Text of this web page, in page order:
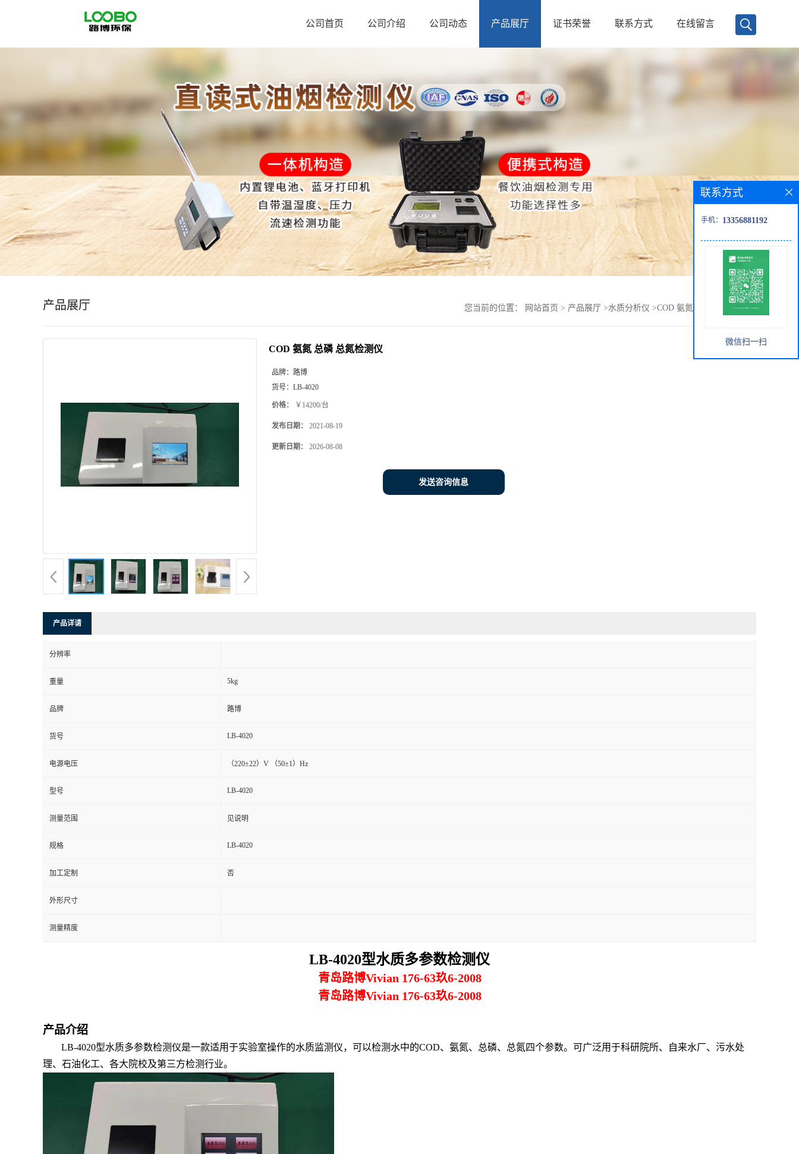
首
介
公司首页 公司介绍 公司动态 产品展厅 证书荣誉 联系方式 在线留言
产品展厅 您当前的位置： 网站首页 > 产品展厅 >水质分析仪 >COD 氨氮 总磷 总氮检测仪
COD 氨氮 总磷 总氮检测仪
品牌： 路博
货号： LB-4020
价格： ￥14200/台
发布日期： 2021-08-19
更新日期： 2026-08-08
发送咨询信息
产品详请
分辨率
重量 5kg
品牌 路博
货号 LB-4020
电源电压 （220±22）V （50±1）Hz
型号 LB-4020
测量范围 见说明
规格 LB-4020
加工定制 否
外形尺寸
测量精度
LB-4020型水质多参数检测仪
青岛路博Vivian 176-63玖6-2008
青岛路博Vivian 176-63玖6-2008
产品介绍
LB-4020型水质多参数检测仪是一款适用于实验室操作的水质监测仪，可以检测水中的COD、氨氮、总磷、总氮四个参数。可广泛用于科研院所、自来水厂、污水处
理、石油化工、各大院校及第三方检测行业。
联系方式
手机： 13356881192
微信扫一扫